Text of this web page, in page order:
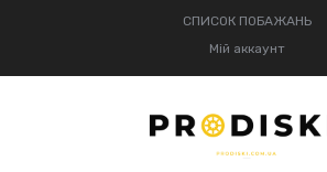
СПИСОК ПОБАЖАНЬ
Мій аккаунт